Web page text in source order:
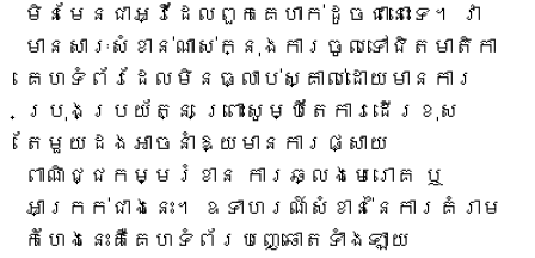
មិនមែនជាអ្វីដែលពួកគេហាក់ដូចជានោះទេ។ វា
មានសារៈសំខាន់ណាស់ក្នុងការចូលទៅជិតមាតិកា
គេហទំព័រដែលមិនធ្លាប់ស្គាល់ដោយមានការ
ប្រុងប្រយ័ត្ន ព្រោះសូម្បីតែការដើរខុស
តែមួយដងអាចនាំឱ្យមានការផ្សាយ
ពាណិជ្ជកម្មរំខាន ការឆ្លងមេរោគ ឬ
អាក្រក់ជាងនេះ។ ឧទាហរណ៍សំខាន់នៃការគំរាម
កំហែងនេះគឺគេហទំព័របញ្ឆោតទាំងឡាយ